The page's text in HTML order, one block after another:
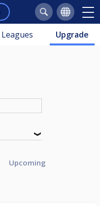
Leagues Upgrade
Upcoming